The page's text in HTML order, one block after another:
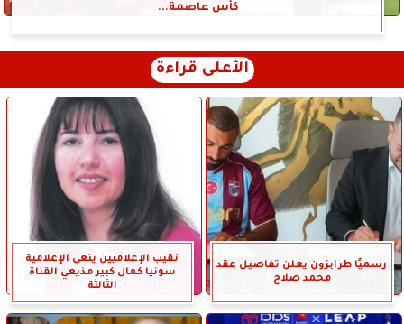
كأس عاصمة...
الأعلى قراءة
رسميًا طرابزون يعلن تفاصيل عقد
محمد صلاح
نقيب الإعلاميين ينعى الإعلامية
سونيا كمال كبير مذيعي القناة
الثالثة